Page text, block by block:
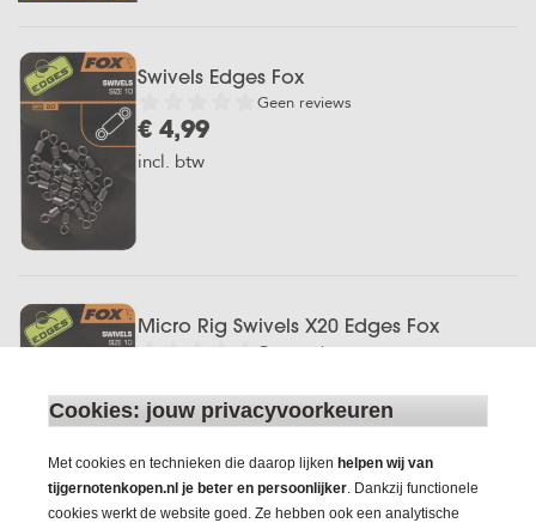
Swivels Edges Fox
Geen reviews
€ 4,99
incl. btw
Micro Rig Swivels X20 Edges Fox
Geen reviews
incl. btw
Cookies: jouw privacyvoorkeuren
Met cookies en technieken die daarop lijken helpen wij van
tijgernotenkopen.nl je beter en persoonlijker. Dankzij functionele
cookies werkt de website goed. Ze hebben ook een analytische